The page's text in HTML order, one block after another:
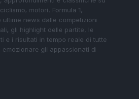
motori, Formula 1,
ultime news dalle competizioni
gli highlight delle partite, le
e i risultati in tempo reale di tutte
gli appassionati di